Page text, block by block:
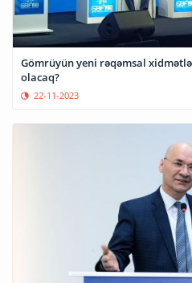
Gömrüyün yeni rəqəmsal
olacaq?
22-11-2023